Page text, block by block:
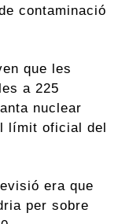
contaminació
que les
a 225
nuclear
límit oficial del
era que
per sobre